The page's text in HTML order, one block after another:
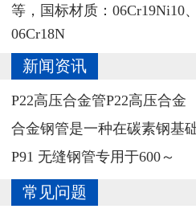
等，国标材质：06Cr19Ni10‌
06Cr18N
新闻资讯
‌P22高压合金管P22高压合金
合金钢管‌是一种在碳素钢基
P91 无缝钢管专用于‌600～
常见问题